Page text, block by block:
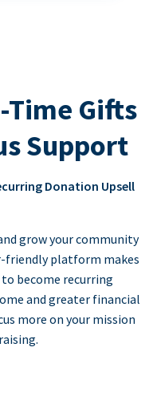
Time Gifts
Support
Donation Upsell
grow your community
friendly platform makes
become recurring
and greater financial
more on your mission